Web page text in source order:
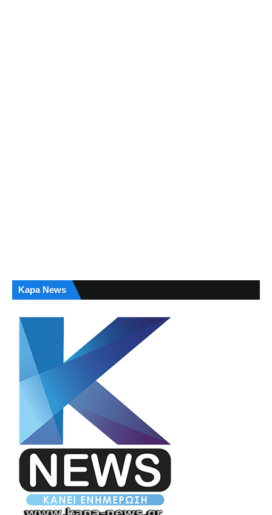
Kapa News